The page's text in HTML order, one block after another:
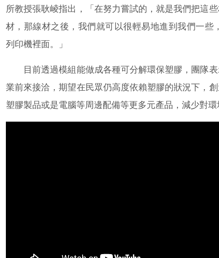
所教授張耿崚指出，「在努力嘗試的，就是我們把這
材，那線材之後，我們就可以很輕易地進到我們一些
列印機裡面。」
目前透過模組能做成各種可分解環保塑膠，團隊表
業前來接洽，期望在民眾仍高度依賴塑膠的狀況下，
塑膠製品或是電腦等周邊配備等更多元產品，減少對